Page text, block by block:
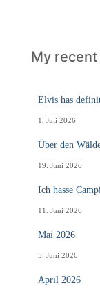
My
Elvis has
1. Juli 2026
Über den
19. Juni 2026
Ich hasse
11. Juni 2026
Mai 2026
5. Juni 2026
April 2026